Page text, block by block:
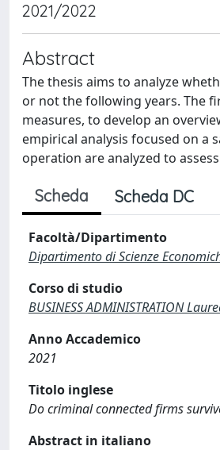
2021/2022
Abstract
The thesis aims to analyze
or not the following years. The
measures, to develop an
empirical analysis focused on a
operation are analyzed to
Scheda Scheda DC
Facoltà/Dipartimento
Dipartimento di Scienze
Corso di studio
BUSINESS ADMINISTRATION
Anno Accademico
2021
Titolo inglese
Do criminal connected firms
Abstract in italiano